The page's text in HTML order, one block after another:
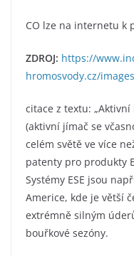
CO lze na internetu k
ZDROJ: https://
hromosvody.cz/
citace z textu: „Aktivní
(aktivní jímač se
celém světě ve více
patenty pro produkty
Systémy ESE jsou
Americe, kde je větší
extrémně silným
bouřkové sezóny.